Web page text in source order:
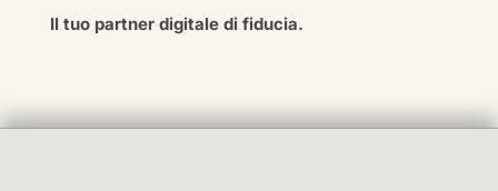
Il tuo partner digitale di fiducia.